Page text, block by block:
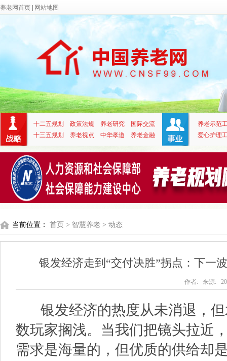
养老网首页 网站地图
十二五规划 政策法规 养老研究
国际交流
十三五规划
养老视点 中华孝道 养老金融
养老示范
爱心护理
当前位置： 首页 > 智慧养老 > 动态
银发经济走到“交付决胜”拐点：下一
作者: 来源:
银发经济的热度从未消退，但
数玩家搁浅。当我们把镜头拉近
需求是海量的，但优质的供给却